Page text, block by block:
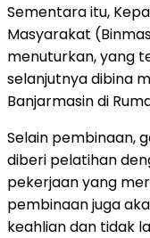
Sementara itu,
Masyarakat
menuturkan, yang
selanjutnya dibina
Banjarmasin di
Selain pembinaan,
diberi pelatihan
pekerjaan yang
pembinaan juga
keahlian dan tidak